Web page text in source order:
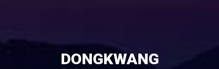
DONGKWANG